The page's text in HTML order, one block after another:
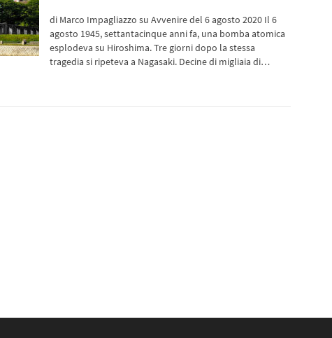
di Marco Impagliazzo su Avvenire del 6 agosto 2020 Il 6
agosto 1945, settantacinque anni fa, una bomba atomica
esplodeva su Hiroshima. Tre giorni dopo la stessa
tragedia si ripeteva a Nagasaki. Decine di migliaia di…